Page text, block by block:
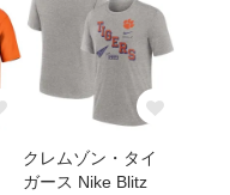
クレムゾン・タイ
ガース Nike Blitz